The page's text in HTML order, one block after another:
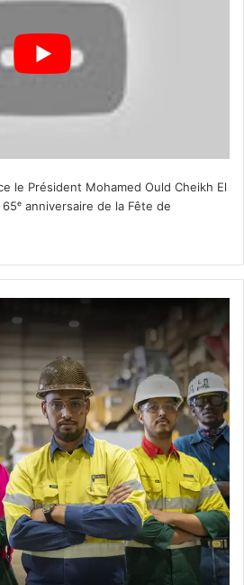
le Président Mohamed Ould Cheikh El
anniversaire de la Fête de